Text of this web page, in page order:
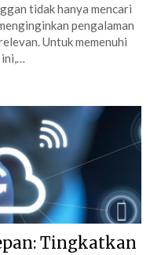
tidak hanya mencari
pengalaman
Untuk memenuhi
ini,…
Tingkatkan